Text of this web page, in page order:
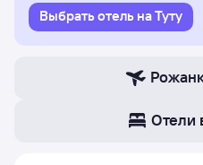
Выбрать отель на Туту
Отели